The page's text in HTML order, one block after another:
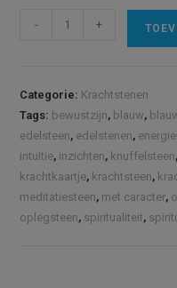
Krachtsteen
Spiritualiteit
(S)
|
Labradoriet
aantal
- +
Categorie: Krachtstenen
Tags: bewustzijn, blauw,
edelsteen, edelstenen,
intuItie, inzichten, knuffelsteen,
krachtkaartje, krachtsteen,
meditatiesteen, met caracter,
oplegsteen, spiritualiteit,